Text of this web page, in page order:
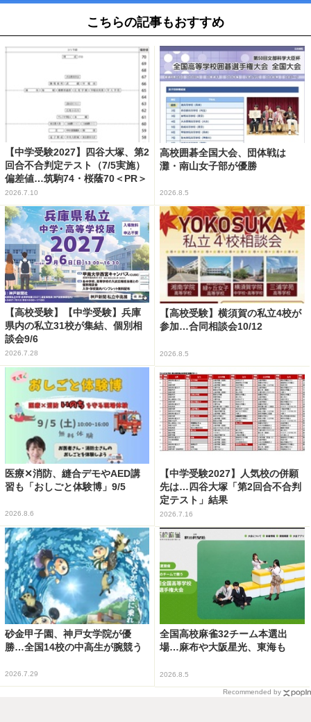
こちらの記事もおすすめ
【中学受験2027】四谷大塚、第2
回合不合判定テスト（7/5実施）
偏差値…筑駒74・桜蔭70＜PR＞
2026.7.10
高校囲碁全国大会、団体戦は
灘・南山女子部が優勝
2026.8.5
【高校受験】【中学受験】兵庫
県内の私立31校が集結、個別相
談会9/6
2026.7.28
【高校受験】横須賀の私立4校が
参加…合同相談会10/12
2026.8.5
医療✕消防、縫合デモやAED講
習も「おしごと体験博」9/5
2026.8.6
【中学受験2027】人気校の併願
先は…四谷大塚「第2回合不合判
定テスト」結果
2026.7.16
砂金甲子園、神戸女学院が優
勝…全国14校の中高生が腕競う
2026.7.29
全国高校麻雀32チーム本選出
場…麻布や大阪星光、東海も
2026.8.5
Recommended by